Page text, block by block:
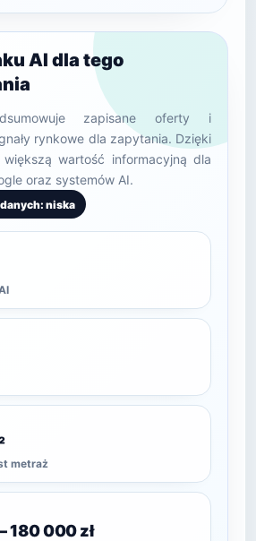
AI dla tego
zapisane oferty i
rynkowe dla zapytania. Dzięki
wartość informacyjną dla
oraz systemów AI.
niska
metraż
180 000 zł